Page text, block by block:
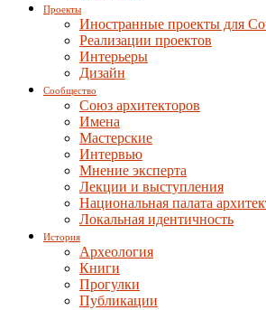
Проекты
Иностранные проекты для
Реализации проектов
Интерьеры
Дизайн
Сообщество
Союз архитекторов
Имена
Мастерские
Интервью
Мнение эксперта
Лекции и выступления
Национальная палата
Локальная идентичность
История
Археология
Книги
Прогулки
Публикации